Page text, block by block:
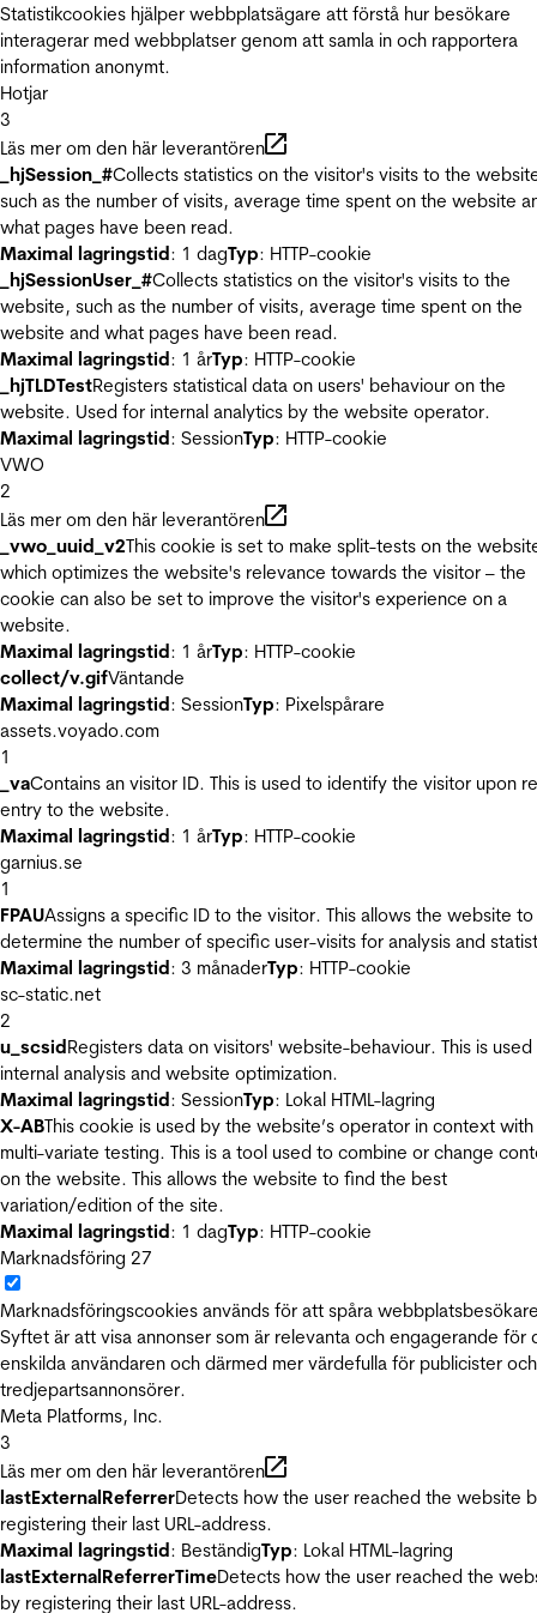
Statistikcookies hjälper webbplatsägare att förstå hur besökare
interagerar med webbplatser genom att samla in och rapportera
information anonymt.
Hotjar
3
Läs mer om den här leverantören
_hjSession_#Collects statistics on the visitor's visits to the
such as the number of visits, average time spent on the website
what pages have been read.
Maximal lagringstid: 1 dagTyp: HTTP-cookie
_hjSessionUser_#Collects statistics on the visitor's visits to the
website, such as the number of visits, average time spent on the
website and what pages have been read.
Maximal lagringstid: 1 årTyp: HTTP-cookie
_hjTLDTestRegisters statistical data on users' behaviour on the
website. Used for internal analytics by the website operator.
Maximal lagringstid: SessionTyp: HTTP-cookie
VWO
2
Läs mer om den här leverantören
_vwo_uuid_v2This cookie is set to make split-tests on the
which optimizes the website's relevance towards the visitor – the
cookie can also be set to improve the visitor's experience on a
website.
Maximal lagringstid: 1 årTyp: HTTP-cookie
collect/v.gifVäntande
Maximal lagringstid: SessionTyp: Pixelspårare
assets.voyado.com
1
_vaContains an visitor ID. This is used to identify the visitor upon
entry to the website.
Maximal lagringstid: 1 årTyp: HTTP-cookie
garnius.se
1
FPAUAssigns a specific ID to the visitor. This allows the website to
determine the number of specific user-visits for analysis and
Maximal lagringstid: 3 månaderTyp: HTTP-cookie
sc-static.net
2
u_scsidRegisters data on visitors' website-behaviour. This is
internal analysis and website optimization.
Maximal lagringstid: SessionTyp: Lokal HTML-lagring
X-ABThis cookie is used by the website’s operator in context with
multi-variate testing. This is a tool used to combine or change
on the website. This allows the website to find the best
variation/edition of the site.
Maximal lagringstid: 1 dagTyp: HTTP-cookie
Marknadsföring 27
Marknadsföringscookies används för att spåra
Syftet är att visa annonser som är relevanta och engagerande för
enskilda användaren och därmed mer värdefulla för publicister och
tredjepartsannonsörer.
Meta Platforms, Inc.
3
Läs mer om den här leverantören
lastExternalReferrerDetects how the user reached the website
registering their last URL-address.
Maximal lagringstid: BeständigTyp: Lokal HTML-lagring
lastExternalReferrerTimeDetects how the user reached the
by registering their last URL-address.